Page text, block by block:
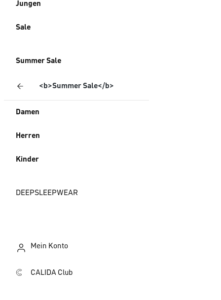
Jungen
Sale
Summer Sale
<b>Summer Sale</b>
Damen
Herren
Kinder
DEEPSLEEPWEAR
Mein Konto
CALIDA Club